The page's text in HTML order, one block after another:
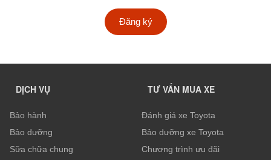
Đăng ký
DỊCH VỤ
Bảo hành
Bảo dưỡng
Sữa chữa chung
TƯ VẤN MUA XE
Đánh giá xe Toyota
Bảo dưỡng xe Toyota
Chương trình ưu đãi